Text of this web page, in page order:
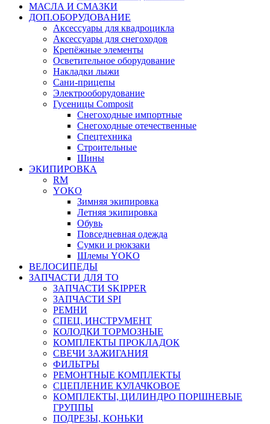
МАСЛА И СМАЗКИ
ДОП.ОБОРУДОВАНИЕ
Аксессуары для квадроцикла
Аксессуары для снегоходов
Крепёжные элементы
Осветительное оборудование
Накладки лыжи
Сани-прицепы
Электрооборудование
Гусеницы Composit
Снегоходные импортные
Снегоходные отечественные
Спецтехника
Строительные
Шины
ЭКИПИРОВКА
RM
YOKO
Зимняя экипировка
Летняя экипировка
Обувь
Повседневная одежда
Сумки и рюкзаки
Шлемы YOKO
ВЕЛОСИПЕДЫ
ЗАПЧАСТИ ДЛЯ ТО
ЗАПЧАСТИ SKIPPER
ЗАПЧАСТИ SPI
РЕМНИ
СПЕЦ. ИНСТРУМЕНТ
КОЛОДКИ ТОРМОЗНЫЕ
КОМПЛЕКТЫ ПРОКЛАДОК
СВЕЧИ ЗАЖИГАНИЯ
ФИЛЬТРЫ
РЕМОНТНЫЕ КОМПЛЕКТЫ
СЦЕПЛЕНИЕ КУЛАЧКОВОЕ
КОМПЛЕКТЫ, ЦИЛИНДРО ПОРШНЕВЫЕ
ГРУППЫ
ПОДРЕЗЫ, КОНЬКИ